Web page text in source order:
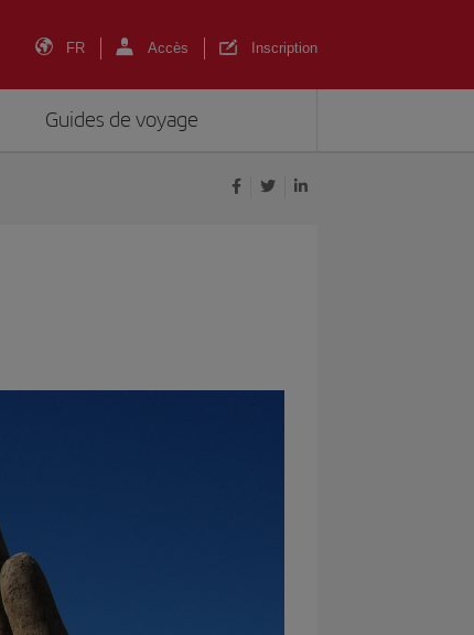
FR Accès Inscription
Guides de voyage